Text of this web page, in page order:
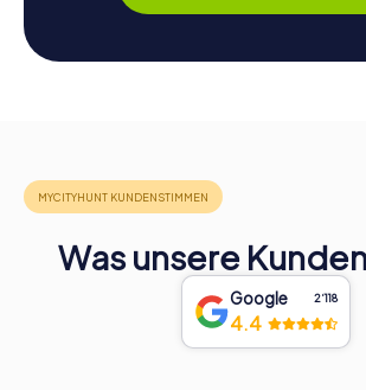
Was unsere
Google 2‘118
4.4